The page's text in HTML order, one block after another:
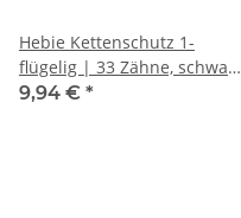
Hebie Kettenschutz 1-
flügelig | 33 Zähne, schwarz,
für Nabenschaltung
9,94 € *